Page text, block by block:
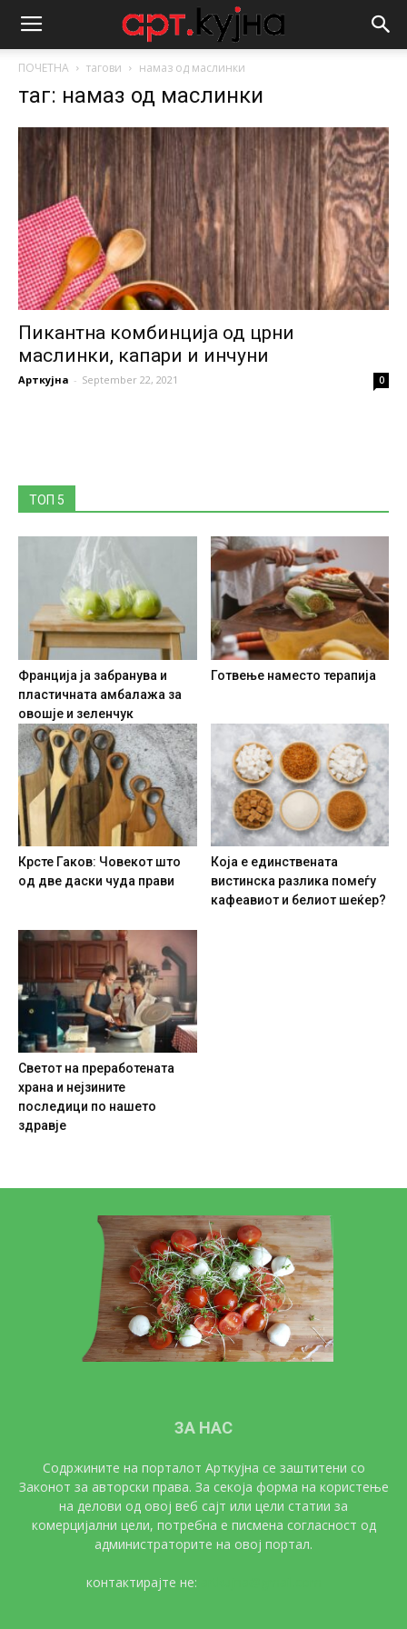
ПОЧЕТНА тагови намаз од маслинки
таг: намаз од маслинки
Пикантна комбинција од црни
маслинки, капари и инчуни
Арткујна - September 22, 2021 0
ТОП 5
Франција ја забранува и
пластичната амбалажа за
овошје и зеленчук
Готвење наместо терапија
Крсте Гаков: Човекот што
од две даски чуда прави
Која е единствената
вистинска разлика помеѓу
кафеавиот и белиот шеќер?
Светот на преработената
храна и нејзините
последици по нашето
здравје
ЗА НАС
Содржините на порталот Арткујна се заштитени со
Законот за авторски права. За секоја форма на користење
на делови од овој веб сајт или цели статии за
комерцијални цели, потребна е писмена согласност од
администраторите на овој портал.
контактирајте не: